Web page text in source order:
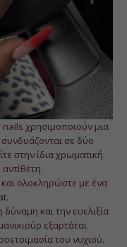
χρησιμοποιούν μια
συνδυάζονται σε δύο
στην ίδια χρωματική
ολοκληρώστε με ένα
και την ευελιξία
εξαρτάται
του νυχιού.